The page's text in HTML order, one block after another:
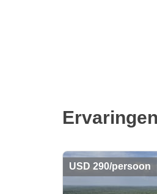
USD 290/persoon